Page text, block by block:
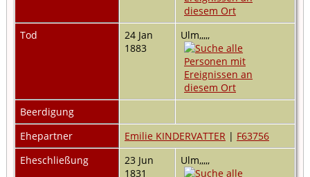
Tod
24 Jan
1883
Ulm,,,,,
Beerdigung
Ehepartner
Emilie KINDERVATTER | F63756
Eheschließung
23 Jun
1831
Ulm,,,,,